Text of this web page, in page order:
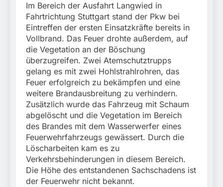
Im Bereich der Ausfahrt Langwied in
Fahrtrichtung Stuttgart stand der Pkw bei
Eintreffen der ersten Einsatzkräfte bereits in
Vollbrand. Das Feuer drohte außerdem, auf
die Vegetation an der Böschung
überzugreifen. Zwei Atemschutztrupps
gelang es mit zwei Hohlstrahlrohren, das
Feuer erfolgreich zu bekämpfen und eine
weitere Brandausbreitung zu verhindern.
Zusätzlich wurde das Fahrzeug mit Schaum
abgelöscht und die Vegetation im Bereich
des Brandes mit dem Wasserwerfer eines
Feuerwehrfahrzeugs gewässert. Durch die
Löscharbeiten kam es zu
Verkehrsbehinderungen in diesem Bereich.
Die Höhe des entstandenen Sachschadens ist
der Feuerwehr nicht bekannt.